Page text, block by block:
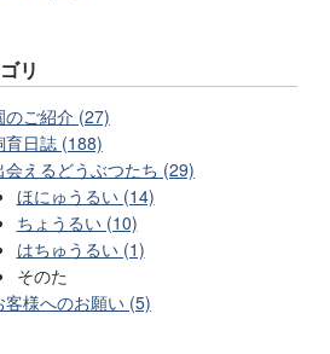
リ
のご紹介 (27)
育日誌 (188)
会えるどうぶつたち (29)
ほにゅうるい (14)
ちょうるい (10)
はちゅうるい (1)
そのた
客様へのお願い (5)